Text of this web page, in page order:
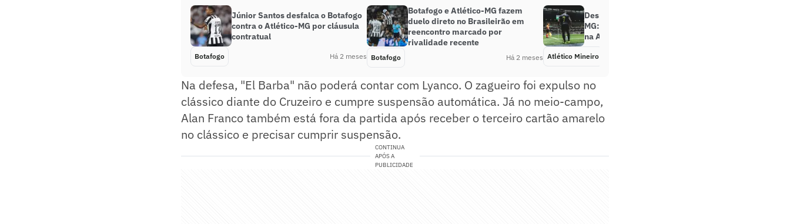
Júnior Santos desfalca o Botafogo
contra o Atlético-MG por cláusula
contratual
Botafogo Há 2 meses
Botafogo e Atlético-MG fazem
duelo direto no Brasileirão em
reencontro marcado por
rivalidade recente
Botafogo Há 2 meses
Despedida de Hulk do Atlético-
MG: Confira detalhes da cerimônia
na Arena MRV
Atlético Mineiro
Na defesa, "El Barba" não poderá contar com Lyanco. O zagueiro foi expulso no
clássico diante do Cruzeiro e cumpre suspensão automática. Já no meio-campo,
Alan Franco também está fora da partida após receber o terceiro cartão amarelo
no clássico e precisar cumprir suspensão.
CONTINUA
APÓS A
PUBLICIDADE